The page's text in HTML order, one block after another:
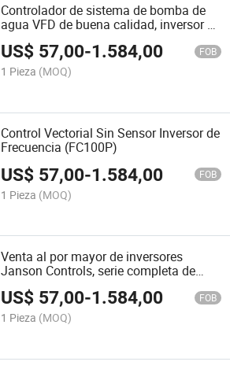
Controlador de sistema de bomba de
agua VFD de buena calidad, inversor de
frecuencia de conducción automática
US$ 57,00-1.584,00 FOB
1 Pieza (MOQ)
Control Vectorial Sin Sensor Inversor de
Frecuencia (FC100P)
US$ 57,00-1.584,00 FOB
1 Pieza (MOQ)
Venta al por mayor de inversores
Janson Controls, serie completa de
inversores, nuevo y original
US$ 57,00-1.584,00 FOB
1 Pieza (MOQ)